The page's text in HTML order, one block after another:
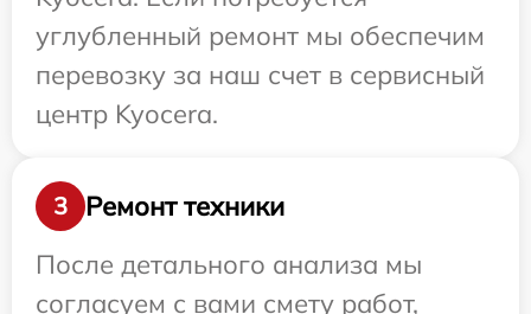
углубленный ремонт мы обеспечим
перевозку за наш счет в сервисный
центр Kyocera.
3
Ремонт техники
После детального анализа мы
согласуем с вами смету работ,